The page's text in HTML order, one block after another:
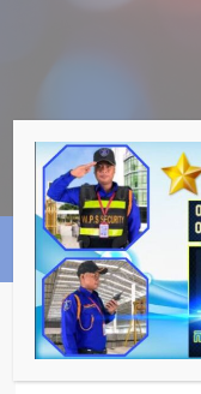
HOME
បង្ក្រាបករណីជួញដូ
ជាជនសង្ស័យ ជាតិថៃ ចំនួន០